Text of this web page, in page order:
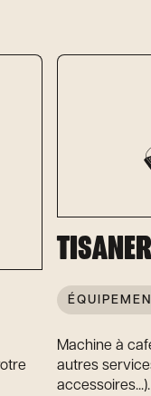
Machine à
autres
accessoires...).